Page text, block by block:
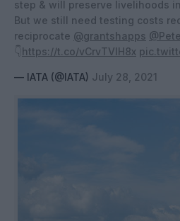
step & will preserve livelihoods in
But we still need testing costs
reciprocate @grantshapps
👇 https://t.co/vCrvTVIH8x
— IATA (@IATA) July 28, 2021